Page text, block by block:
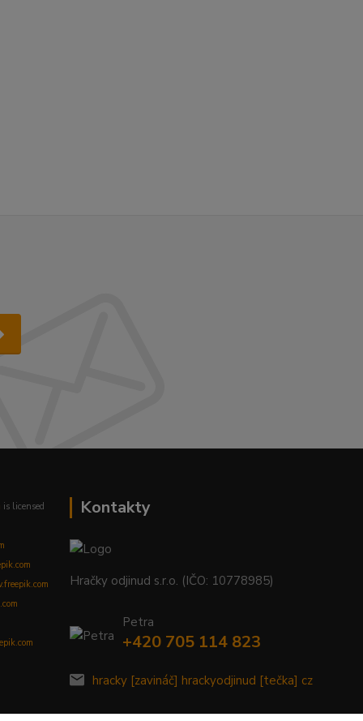
is licensed
Kontakty
Hračky odjinud s.r.o. (IČO: 10778985)
Petra
+420 705 114 823
hracky [zavináč] hrackyodjinud [tečka] cz